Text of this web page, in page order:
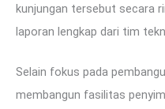
kunjungan tersebut secara
laporan lengkap dari tim
Selain fokus pada
membangun fasilitas